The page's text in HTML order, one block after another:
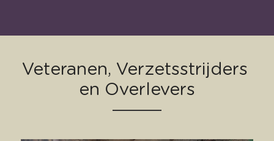
Veteranen, Verzetsstrijders
en Overlevers